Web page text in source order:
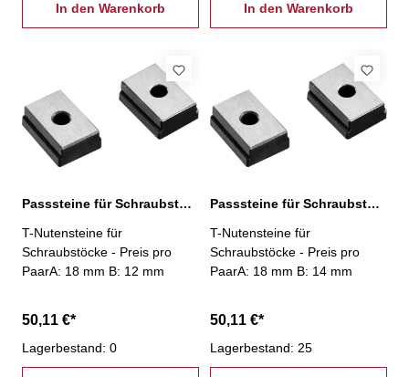
In den Warenkorb In den Warenkorb
Passsteine für Schraubstöcke, 18/12 mm
T-Nutensteine für
Schraubstöcke - Preis pro
PaarA: 18 mm B: 12 mm
50,11 €*
Lagerbestand: 0
Passsteine für Schraubstöcke, 18/14 mm
T-Nutensteine für
Schraubstöcke - Preis pro
PaarA: 18 mm B: 14 mm
50,11 €*
Lagerbestand: 25